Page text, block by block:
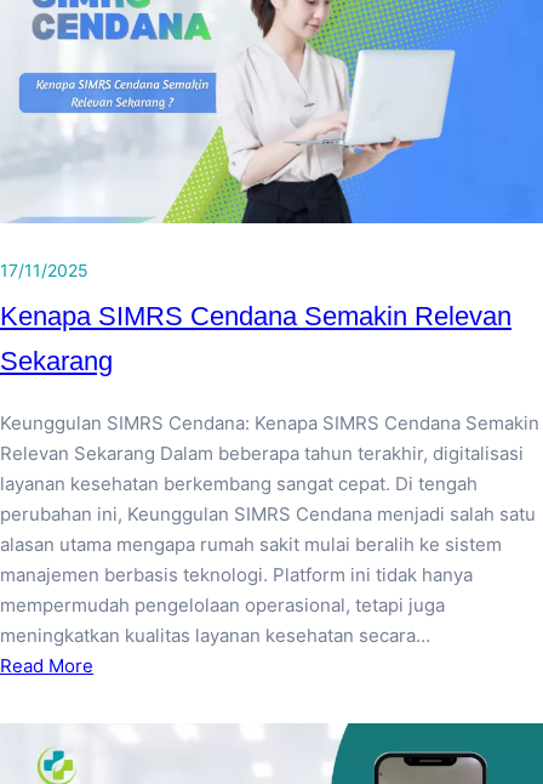
17/11/2025
Kenapa SIMRS Cendana Semakin Relevan
Sekarang
Keunggulan SIMRS Cendana: Kenapa SIMRS Cendana Semakin
Relevan Sekarang Dalam beberapa tahun terakhir, digitalisasi
layanan kesehatan berkembang sangat cepat. Di tengah
perubahan ini, Keunggulan SIMRS Cendana menjadi salah satu
alasan utama mengapa rumah sakit mulai beralih ke sistem
manajemen berbasis teknologi. Platform ini tidak hanya
mempermudah pengelolaan operasional, tetapi juga
meningkatkan kualitas layanan kesehatan secara…
Read More